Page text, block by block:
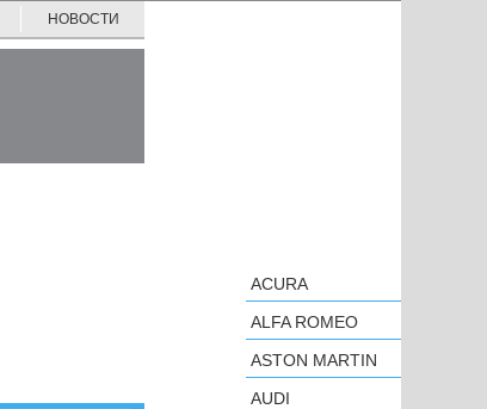
НОВОСТИ
ACURA
ALFA ROMEO
ASTON MARTIN
AUDI